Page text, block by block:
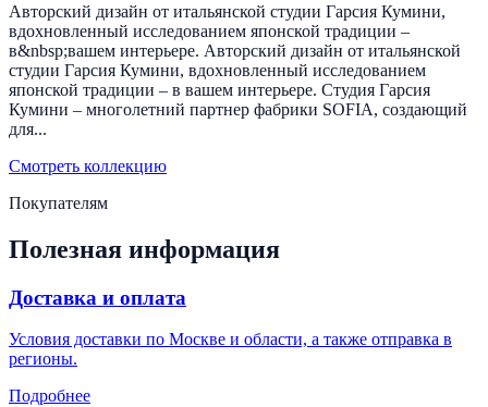
Авторский дизайн от итальянской студии Гарсия Кумини,
вдохновленный исследованием японской традиции –
в&nbsp;вашем интерьере. Авторский дизайн от итальянской
студии Гарсия Кумини, вдохновленный исследованием
японской традиции – в вашем интерьере. Студия Гарсия
Кумини – многолетний партнер фабрики SOFIA, создающий
для...
Смотреть коллекцию
Покупателям
Полезная информация
Доставка и оплата
Условия доставки по Москве и области, а также отправка в
регионы.
Подробнее